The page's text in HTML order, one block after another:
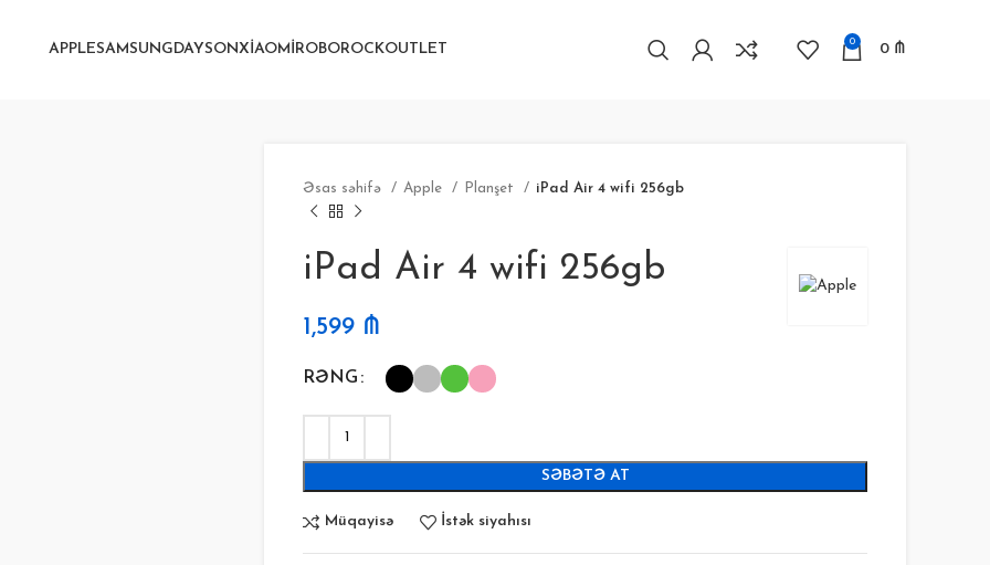
APPLESAMSUNGDAYSONXIAOMIROBOROCKOUTLET 0 0 ₼
Əsas səhifə Apple Planşet iPad Air 4 wifi 256gb
iPad Air 4 wifi 256gb
1,599 ₼
RƏNG
SƏBƏTƏ AT
Müqayisə İstək siyahısı